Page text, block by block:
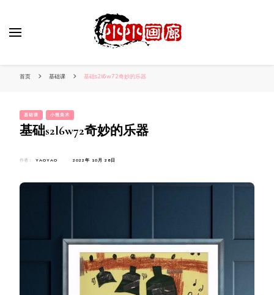
首页 基础课 基础s2l6w72奇妙的乐器
基础课 小熊美术
基础s2l6w72奇妙的乐器
作者： YAOYAO 2022年 10月 28日